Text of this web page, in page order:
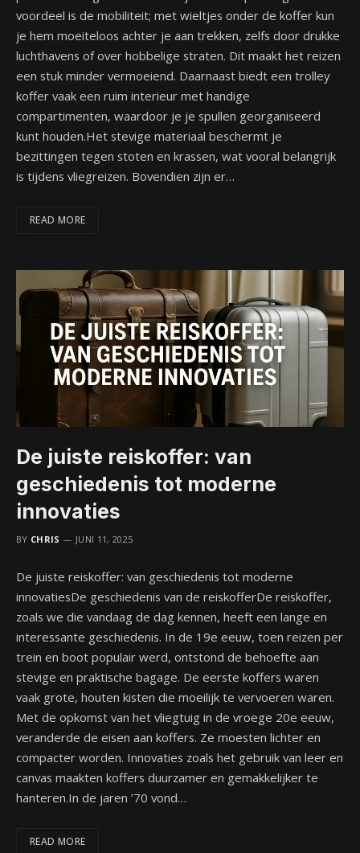
voordeel is de mobiliteit; met wieltjes onder de koffer kun
je hem moeiteloos achter je aan trekken, zelfs door drukke
luchthavens of over hobbelige straten. Dit maakt het reizen
een stuk minder vermoeiend. Daarnaast biedt een trolley
koffer vaak een ruim interieur met handige
compartimenten, waardoor je je spullen georganiseerd
kunt houden.Het stevige materiaal beschermt je
bezittingen tegen stoten en krassen, wat vooral belangrijk
is tijdens vliegreizen. Bovendien zijn er…
READ MORE
De juiste reiskoffer: van
geschiedenis tot moderne
innovaties
BY CHRIS JUNI 11, 2025
De juiste reiskoffer: van geschiedenis tot moderne
innovatiesDe geschiedenis van de reiskofferDe reiskoffer,
zoals we die vandaag de dag kennen, heeft een lange en
interessante geschiedenis. In de 19e eeuw, toen reizen per
trein en boot populair werd, ontstond de behoefte aan
stevige en praktische bagage. De eerste koffers waren
vaak grote, houten kisten die moeilijk te vervoeren waren.
Met de opkomst van het vliegtuig in de vroege 20e eeuw,
veranderde de eisen aan koffers. Ze moesten lichter en
compacter worden. Innovaties zoals het gebruik van leer en
canvas maakten koffers duurzamer en gemakkelijker te
hanteren.In de jaren ’70 vond…
READ MORE